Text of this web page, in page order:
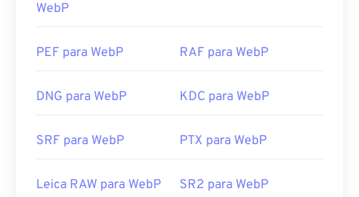
WebP
PEF para WebP RAF para WebP
DNG para WebP KDC para WebP
SRF para WebP PTX para WebP
Leica RAW para WebP SR2 para WebP